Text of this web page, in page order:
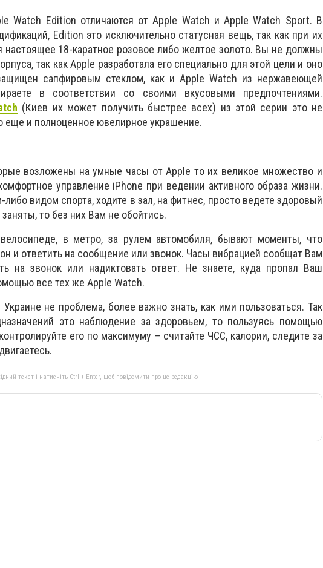
Watch Edition отличаются от Apple Watch и Apple Watch Sport. В
Edition это исключительно статусная вещь, так как при их
настоящее 18-каратное розовое либо желтое золото. Вы не должны
так как Apple разработала его специально для этой цели и оно
сапфировым стеклом, как и Apple Watch из нержавеющей
в соответствии со своими вкусовыми предпочтениями.
(Киев их может получить быстрее всех) из этой серии это не
еще и полноценное ювелирное украшение.
возложены на умные часы от Apple то их великое множество и
управление iPhone при ведении активного образа жизни.
видом спорта, ходите в зал, на фитнес, просто ведете здоровый
то без них Вам не обойтись.
в метро, за рулем автомобиля, бывают моменты, что
и ответить на сообщение или звонок. Часы вибрацией сообщат Вам
на звонок или надиктовать ответ. Не знаете, куда пропал Ваш
все тех же Apple Watch.
не проблема, более важно знать, как ими пользоваться. Так
это наблюдение за здоровьем, то пользуясь помощью
его по максимуму – считайте ЧСС, калории, следите за
текст і натисніть Ctrl + Enter, щоб повідомити про це редакцію